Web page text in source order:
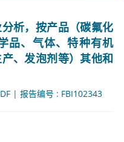
析，按产品（碳氟化
品、气体、特种有机
、发泡剂等）其他和
| 报告编号 : FBI102343